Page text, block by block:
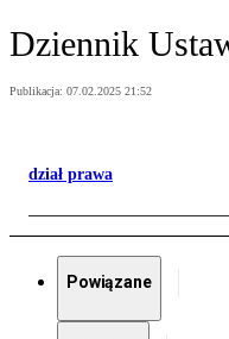
Dziennik
Publikacja: 07.02.2025 21:52
dział prawa
Powiązane